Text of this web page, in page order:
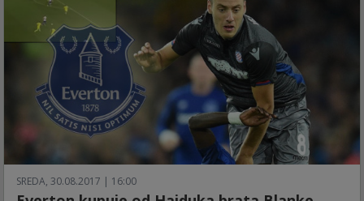
SREDA, 30.08.2017 | 16:00